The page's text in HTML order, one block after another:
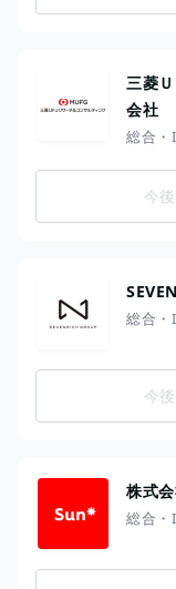
三菱
会社
総合・
今
総合・
今
株式
総合・